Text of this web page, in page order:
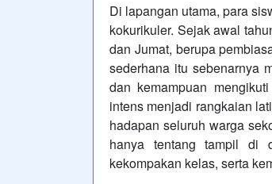
Di lapangan utama, para
kokurikuler. Sejak awal
dan Jumat, berupa
sederhana itu sebenarnya
dan kemampuan
intens menjadi rangkaian
hadapan seluruh warga
hanya tentang tampil di
kekompakan kelas, serta